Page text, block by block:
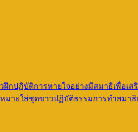
กปฏิบัติการหายใจอย่างมีสมาธิเพื่อเ
มาะใส่ชุดขาวปฏิบัติธรรมการทำสมา